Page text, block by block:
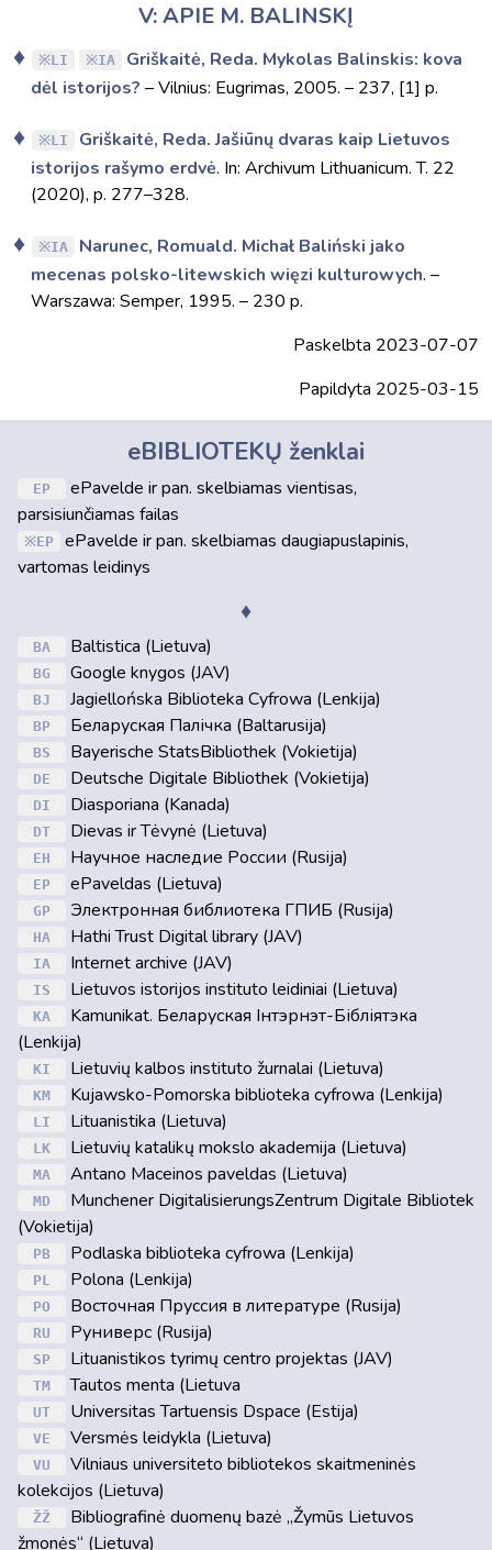
V: APIE M. BALINSKĮ
LI IA
Griškaitė, Reda. Mykolas Balinskis: kova
dėl istorijos? – Vilnius: Eugrimas, 2005. – 237, [1] p.
LI
Griškaitė, Reda. Jašiūnų dvaras kaip Lietuvos
istorijos rašymo erdvė. In: Archivum Lithuanicum. T. 22
(2020), p. 277–328.
IA
Narunec, Romuald. Michał Baliński jako
mecenas polsko-litewskich więzi kulturowych. –
Warszawa: Semper, 1995. – 230 p.
Paskelbta 2023-07-07
Papildyta 2025-03-15
eBIBLIOTEKŲ ženklai
EP
ePavelde ir pan. skelbiamas vientisas,
parsisiunčiamas failas
EP
ePavelde ir pan. skelbiamas daugiapuslapinis,
vartomas leidinys
♦
BA Baltistica (Lietuva)
BG Google knygos (JAV)
BJ Jagiellońska Biblioteka Cyfrowa (Lenkija)
BP Беларуская Палічка (Baltarusija)
BS Bayerische StatsBibliothek (Vokietija)
DE Deutsche Digitale Bibliothek (Vokietija)
DI Diasporiana (Kanada)
DT Dievas ir Tėvynė (Lietuva)
EH Научное наследие России (Rusija)
EP ePaveldas (Lietuva)
GP Электронная библиотека ГПИБ (Rusija)
HA Hathi Trust Digital library (JAV)
IA Internet archive (JAV)
IS Lietuvos istorijos instituto leidiniai (Lietuva)
KA
Kamunikat. Беларуская Інтэрнэт-Бібліятэка
(Lenkija)
KI Lietuvių kalbos instituto žurnalai (Lietuva)
KM Kujawsko-Pomorska biblioteka cyfrowa (Lenkija)
LI Lituanistika (Lietuva)
LK Lietuvių katalikų mokslo akademija (Lietuva)
MA Antano Maceinos paveldas (Lietuva)
MD
Munchener DigitalisierungsZentrum Digitale Bibliotek
(Vokietija)
PB Podlaska biblioteka cyfrowa (Lenkija)
PL Polona (Lenkija)
PO Восточная Пруссия в литературе (Rusija)
RU Руниверс (Rusija)
SP Lituanistikos tyrimų centro projektas (JAV)
TM Tautos menta (Lietuva
UT Universitas Tartuensis Dspace (Estija)
VE Versmės leidykla (Lietuva)
VU
Vilniaus universiteto bibliotekos skaitmeninės
kolekcijos (Lietuva)
ŽŽ
Bibliografinė duomenų bazė „Žymūs Lietuvos
žmonės“ (Lietuva)